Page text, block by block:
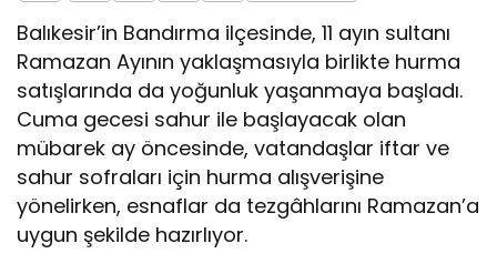
Balıkesir’in Bandırma ilçesinde, 11 ayın sultanı
Ramazan Ayının yaklaşmasıyla birlikte hurma
satışlarında da yoğunluk yaşanmaya başladı.
Cuma gecesi sahur ile başlayacak olan
mübarek ay öncesinde, vatandaşlar iftar ve
sahur sofraları için hurma alışverişine
yönelirken, esnaflar da tezgâhlarını Ramazan’a
uygun şekilde hazırlıyor.